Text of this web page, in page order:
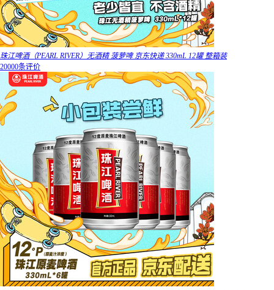
珠江啤酒（PEARL RIVER）无酒精 菠萝啤 京东快递 330mL 12罐 整箱装
20000条评价